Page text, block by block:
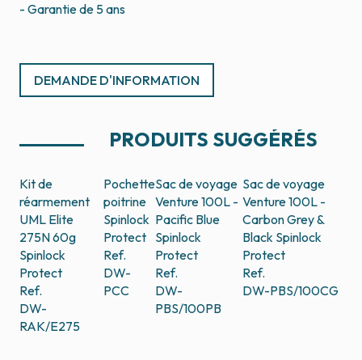
- Garantie de 5 ans
DEMANDE D'INFORMATION
PRODUITS SUGGÉRÉS
Kit de
réarmement
UML Elite
275N 60g
Spinlock
Protect
Ref.
DW-
RAK/E275
Pochette
poitrine
Spinlock
Protect
Ref.
DW-
PCC
Sac de voyage
Venture 100L -
Pacific Blue
Spinlock
Protect
Ref.
DW-
PBS/100PB
Sac de voyage
Venture 100L -
Carbon Grey &
Black Spinlock
Protect
Ref.
DW-PBS/100CG